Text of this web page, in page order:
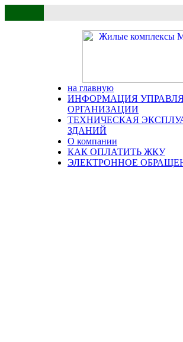
на главную
ИНФОРМАЦИЯ
ОРГАНИЗАЦИИ
ТЕХНИЧЕСКАЯ
ЗДАНИЙ
О компании
КАК ОПЛАТИТЬ ЖКУ
ЭЛЕКТРОННОЕ